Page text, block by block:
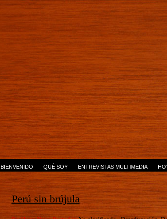
BIENVENIDO QUÉ SOY ENTREVISTAS MULTIMEDIA
Perú sin brújula